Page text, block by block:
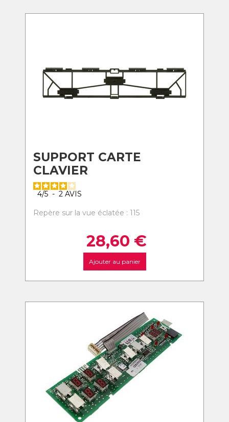
SUPPORT CARTE
CLAVIER
4/5 - 2 AVIS
Repère sur la vue éclatée : 115
28,60 €
Ajouter au panier